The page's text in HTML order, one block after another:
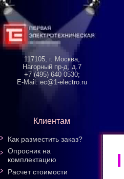
Как разместить заказ?
Опросник на
комплектацию
Расчет стоимости
117105, г. Москва,
Нагорный пр-д, д.7
+7 (495) 640 0530;
E-Mail: ec@1-electro.ru
Клиентам